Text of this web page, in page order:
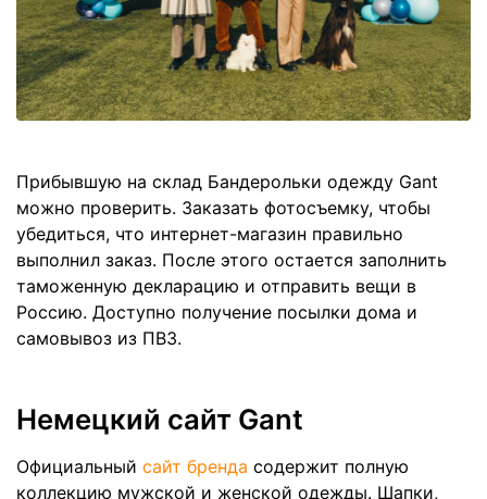
Прибывшую на склад Бандерольки одежду Gant
можно проверить. Заказать фотосъемку, чтобы
убедиться, что интернет-магазин правильно
выполнил заказ. После этого остается заполнить
таможенную декларацию и отправить вещи в
Россию. Доступно получение посылки дома и
самовывоз из ПВЗ.
Немецкий сайт Gant
Официальный сайт бренда содержит полную
коллекцию мужской и женской одежды. Шапки,